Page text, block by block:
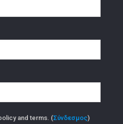
and terms. (Σύνδεσμος)